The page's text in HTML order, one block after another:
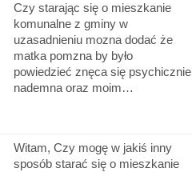
Czy starając się o mieszkanie
komunalne z gminy w
uzasadnieniu mozna dodać że
matka pomzna by było
powiedzieć znęca się psychicznie
nademna oraz moim…
Witam, Czy mogę w jakiś inny
sposób starać się o mieszkanie